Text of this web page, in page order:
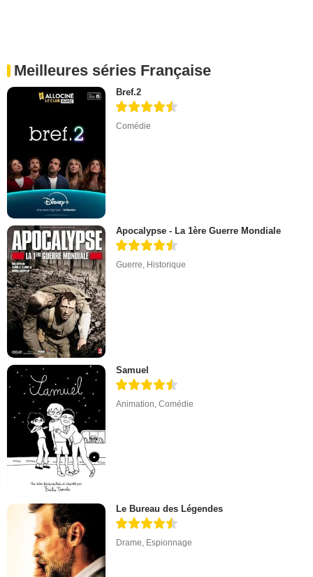
Meilleures séries Française
Bref.2
Comédie
Apocalypse - La 1ère Guerre Mondiale
Guerre, Historique
Samuel
Animation ,Comédie
Le Bureau des Légendes
Drame, Espionnage